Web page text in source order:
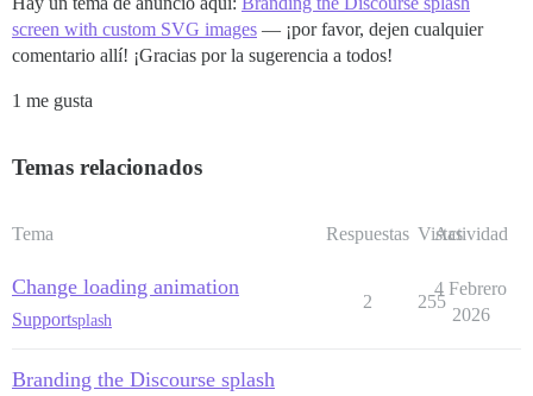
screen with custom SVG images — ¡por favor, dejen cualquier
comentario allí! ¡Gracias por la sugerencia a todos!
1 me gusta
Temas relacionados
Tema Respuestas Vistas
Actividad
Change loading animation
Supportsplash
2 255
4 Febrero
2026
Branding the Discourse splash